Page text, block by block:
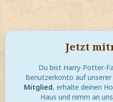
Jetzt
Du bist Harry-Potter-
Benutzerkonto auf unserer
Mitglied, erhalte deinen
Haus und nimm an